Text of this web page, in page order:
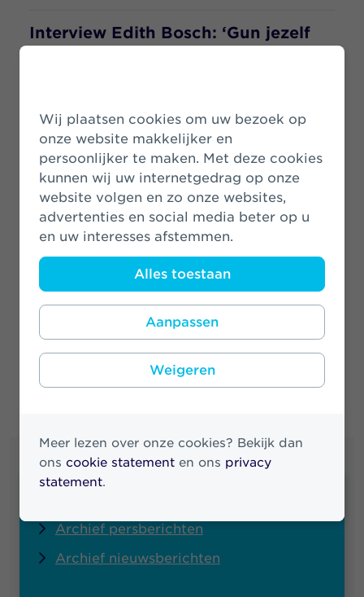
Wij plaatsen cookies om uw bezoek op
onze website makkelijker en
persoonlijker te maken. Met deze cookies
kunnen wij uw internetgedrag op onze
website volgen en zo onze websites,
advertenties en social media beter op u
en uw interesses afstemmen.
Alles toestaan
Aanpassen
Weigeren
Meer lezen over onze cookies? Bekijk dan
ons cookie statement en ons privacy
statement.
Interview Edith Bosch: ‘Gun jezelf
17 mei 2021
Athora Netherlands ondertekent
Charter Diversiteit
8 maart 2021
Meer nieuwsberichten
Archief persberichten
Archief nieuwsberichten